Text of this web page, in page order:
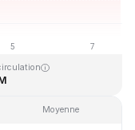
Moyenne